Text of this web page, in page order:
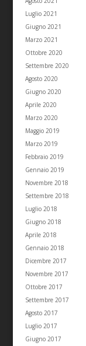
Luglio 2021
Giugno 2021
Marzo 2021
Ottobre 2020
Settembre 2020
Agosto 2020
Giugno 2020
Aprile 2020
Marzo 2020
Maggio 2019
Marzo 2019
Febbraio 2019
Gennaio 2019
Novembre 2018
Settembre 2018
Luglio 2018
Giugno 2018
Aprile 2018
Gennaio 2018
Dicembre 2017
Novembre 2017
Ottobre 2017
Settembre 2017
Agosto 2017
Luglio 2017
Giugno 2017